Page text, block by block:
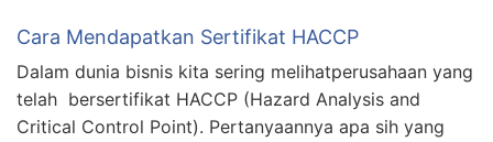
Cara Mendapatkan Sertifikat HACCP
Dalam dunia bisnis kita sering melihatperusahaan yang
telah bersertifikat HACCP (Hazard Analysis and
Critical Control Point). Pertanyaannya apa sih yang